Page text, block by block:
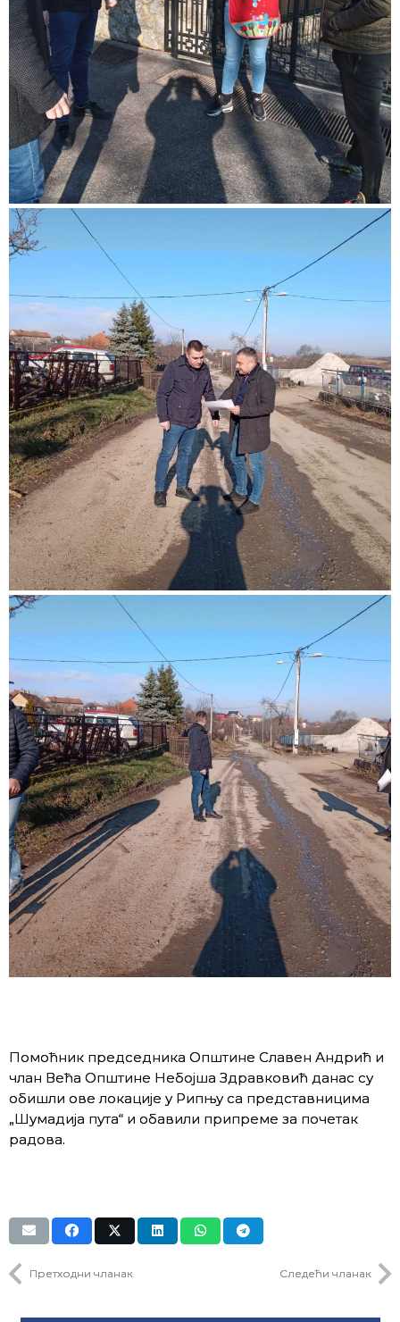
Помоћник председника Општине Славен Андрић и
члан Већа Општине Небојша Здравковић данас су
обишли ове локације у Рипњу са представницима
„Шумадија пута“ и обавили припреме за почетак
радова.
Претходни чланак Следећи чланак